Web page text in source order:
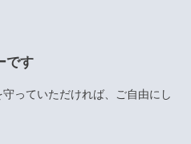
です
っていただければ、ご自由にし